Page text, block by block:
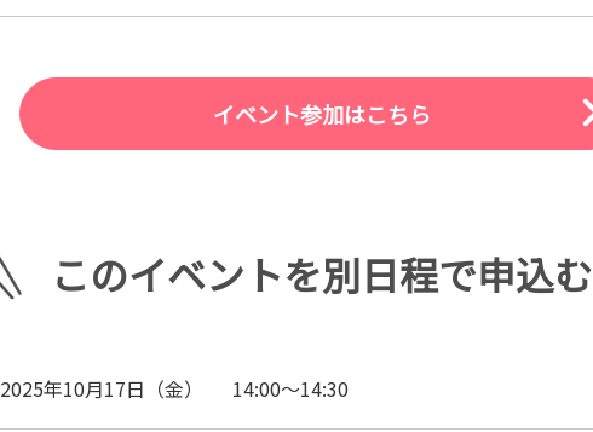
イベント参加はこちら
このイベントを別日程で申込む
2025年10月17日（金） 14:00～14:30